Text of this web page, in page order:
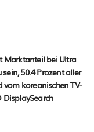
Marktanteil bei Ultra
50.4 Prozent aller
vom koreanischen TV-